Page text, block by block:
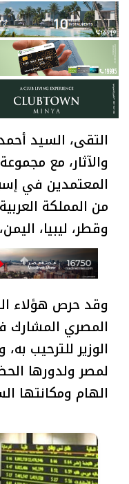
التقى، السيد
والآثار، مع
المعتمدين في
من المملكة
وقطر، ليبيا،
وقد حرص هؤلاء
المصري المشارك
الوزير للترحيب
لمصر ولدورها
الهام ومكانتها